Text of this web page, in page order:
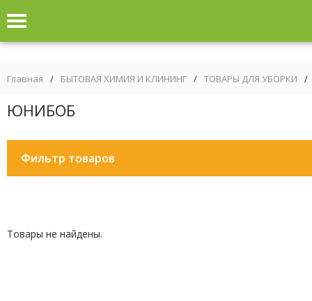
Главная / БЫТОВАЯ ХИМИЯ И КЛИНИНГ / ТОВАРЫ ДЛЯ УБОРКИ /
ЮНИБОБ
Фильтр товаров
Товары не найдены.